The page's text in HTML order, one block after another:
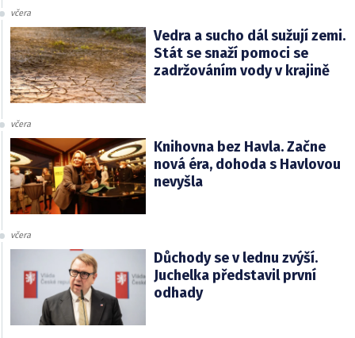
včera
Vedra a sucho dál sužují zemi.
Stát se snaží pomoci se
zadržováním vody v krajině
včera
Knihovna bez Havla. Začne
nová éra, dohoda s Havlovou
nevyšla
včera
Důchody se v lednu zvýší.
Juchelka představil první
odhady